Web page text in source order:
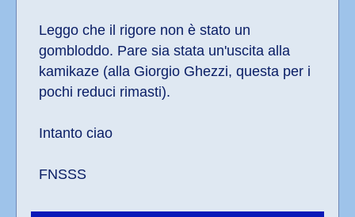
Leggo che il rigore non è stato un
gombloddo. Pare sia stata un'uscita alla
kamikaze (alla Giorgio Ghezzi, questa per i
pochi reduci rimasti).
Intanto ciao
FNSSS